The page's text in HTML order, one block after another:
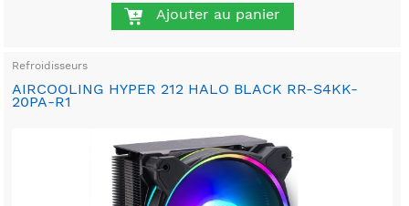
Ajouter au panier
Refroidisseurs
AIRCOOLING HYPER 212 HALO BLACK RR-S4KK-
20PA-R1